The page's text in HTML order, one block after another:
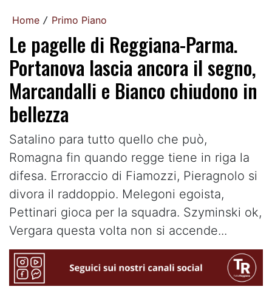
Home / Primo Piano
Le pagelle di Reggiana-Parma.
Portanova lascia ancora il segno,
Marcandalli e Bianco chiudono in
bellezza
Satalino para tutto quello che può,
Romagna fin quando regge tiene in riga la
difesa. Erroraccio di Fiamozzi, Pieragnolo si
divora il raddoppio. Melegoni egoista,
Pettinari gioca per la squadra. Szyminski ok,
Vergara questa volta non si accende...